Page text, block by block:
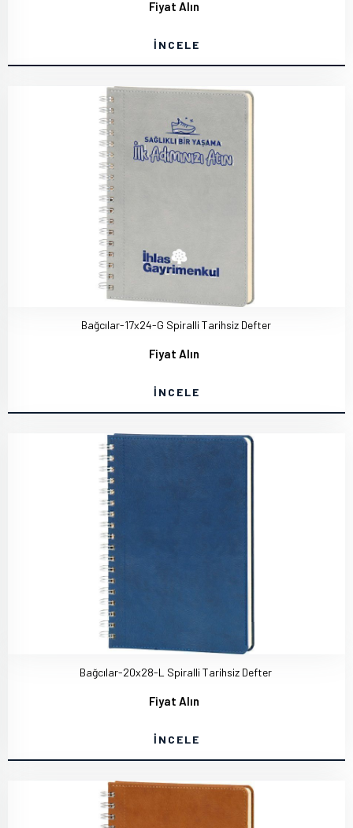
Fiyat Alın
İNCELE
Bağcılar-17x24-G Spiralli Tarihsiz Defter
Fiyat Alın
İNCELE
Bağcılar-20x28-L Spiralli Tarihsiz Defter
Fiyat Alın
İNCELE